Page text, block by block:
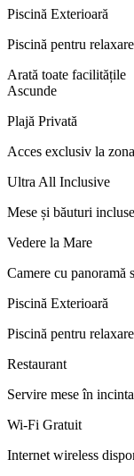
Piscină Exterioară
Piscină pentru
Arată toate facilitățile
Ascunde
Plajă Privată
Acces exclusiv la
Ultra All Inclusive
Mese și băuturi
Vedere la Mare
Camere cu panoramă
Piscină Exterioară
Piscină pentru
Restaurant
Servire mese în
Wi-Fi Gratuit
Internet wireless